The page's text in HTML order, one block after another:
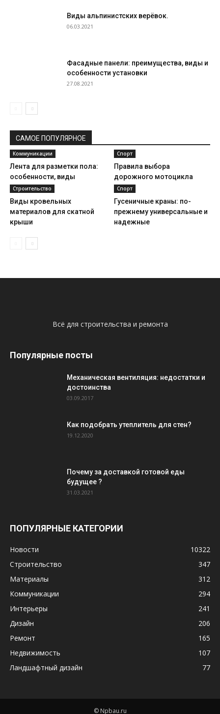
Виды альпинистских верёвок.
06.03.2021
Фасадные панели: преимущества, виды и
особенности установки
27.08.2021
САМОЕ ПОПУЛЯРНОЕ
Коммуникации
Лента для разметки пола:
особенности, виды
Спорт
Правила выбора
дорожного мотоцикла
Строительство
Виды кровельных
материалов для скатной
крыши
Спорт
Гусеничные краны: по-
прежнему универсальные и
надежные
Всё для строительства и ремонта
Популярные посты
Механическая вентиляция: недостатки и
достоинства
03.09.2017
Как подобрать утеплитель для стен?
19.12.2020
Почему за доставкой готовой еды
будущее ?
31.03.2021
ПОПУЛЯРНЫЕ КАТЕГОРИИ
Новости
10322
Строительство
347
Материалы
312
Коммуникации
294
Интерьеры
241
Дизайн
206
Ремонт
165
Недвижимость
107
Ландшафтный дизайн
77
© Npbau.ru